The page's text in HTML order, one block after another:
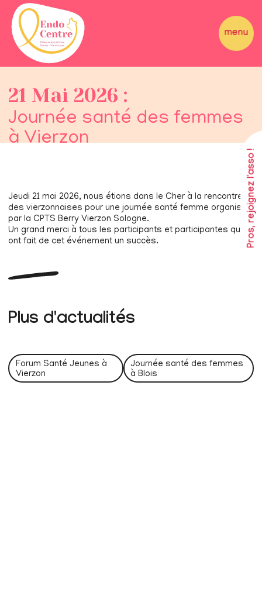
Pros, rejoignez l'asso !
21 Mai 2026 :
Journée santé des femmes
à Vierzon
Jeudi 21 mai 2026, nous étions dans le Cher à la rencontre
des vierzonnaises pour une journée santé femme organisée
par la CPTS Berry Vierzon Sologne.
Un grand merci à tous les participants et participantes qui
ont fait de cet événement un succès.
Plus d'actualités
Forum Santé Jeunes à
Vierzon
Journée santé des femmes
à Blois